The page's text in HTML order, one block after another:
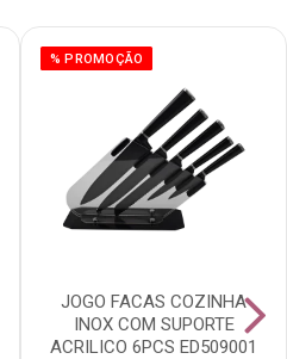
% PROMOÇÃO
JOGO FACAS COZINHA
INOX COM SUPORTE
ACRILICO 6PCS ED509001